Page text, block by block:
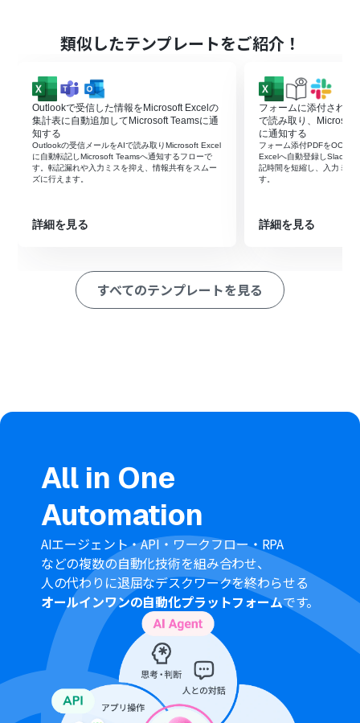
はじめに、Microsoft ExcelをYoomと連携してください。
次に、トリガーで、Yoomフォームを選択し、「フォーム
続いて、オペレーションで、Microsoft Excelの「複数の
レコードを取得する（最大１０件）」アクションを設定
し、必要な情報を抽出してください。
その直後に、オペレーションで、「繰り返し同じ処理をす
る」アクションを設定し、取得したデータごとに処理を行
うよう構成します。
最後に、ループ内のオペレーションで、Yoomの「メール
ください。
■このワークフローのカスタムポイント
Yoomのメール送信アクションでは、送信先メールアドレ
されたメールを作成できます。
「同じ処理を繰り返す」オペレーション間の操作は、チ
ームプラン・サクセスプランでのみご利用いただける機能
となっております。フリープラン・ミニプランの場合は設
定しているフローボットのオペレーションやデータコネ
クトはエラーとなりますので、ご注意ください。
チームプランやサクセスプランなどの有料プランは、2週
間の無料トライアルを行うことが可能です。無料トライア
ル中には制限対象のアプリや機能（オペレーション）を
使用することができます。
Microsoft365（旧Office365）には、家庭向けプランと一
般法人向けプラン（Microsoft365 Business）があり、一
般法人向けプランに加入していない場合には認証に失敗
する可能性があります。
Microsoft Excelに対して値の追加や更新を行う際は、
ータベースを操作するオペレーションの設定をご参照くだ
さい。
類似したテンプレートをご紹介！
Outlookで受信した情報をMicrosoft Excelの
集計表に自動追加してMicrosoft Teamsに通
知する
Outlookの受信メールをAIで読み取りMicrosoft Excel
に自動転記しMicrosoft Teamsへ通知するフローで
す。転記漏れや入力ミスを抑え、情報共有をスムー
ズに行えます。
詳細を見る
フォームに添付された
で読み取り、
に通知する
フォーム添付PDFをOCR
Excelへ自動登録しSlackに
記時間を短縮し、入力ミス
す。
詳細を見る
すべてのテンプレートを見る
All in One
Automation
AIエージェント・API・ワークフロー・RPA
などの複数の自動化技術を組み合わせ、
人の代わりに退屈なデスクワークを終わらせる
オールインワンの自動化プラットフォームです。